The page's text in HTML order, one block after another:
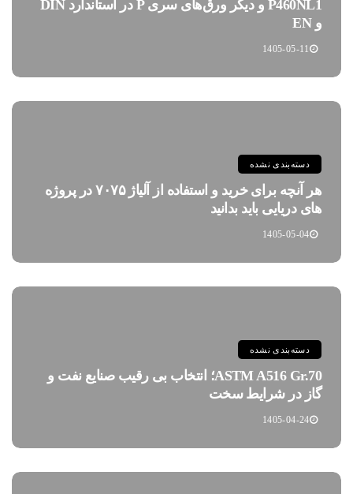
P460NL1 و دیگر ورق‌های سری P در استاندارد DIN
و EN
1405-05-11
دسته‌بندی نشده
هر آنچه برای خرید و استفاده از آلیاژ ۷۰۷۵ در پروژه
های دریایی باید بدانید
1405-05-04
دسته‌بندی نشده
ASTM A516 Gr.70؛ انتخاب بی رقیب صنایع نفت و
گاز در شرایط سخت
1405-04-24